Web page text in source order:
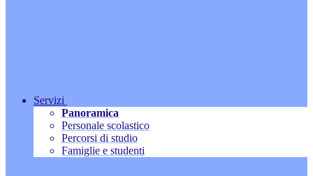
Servizi
Panoramica
Personale scolastico
Percorsi di studio
Famiglie e studenti